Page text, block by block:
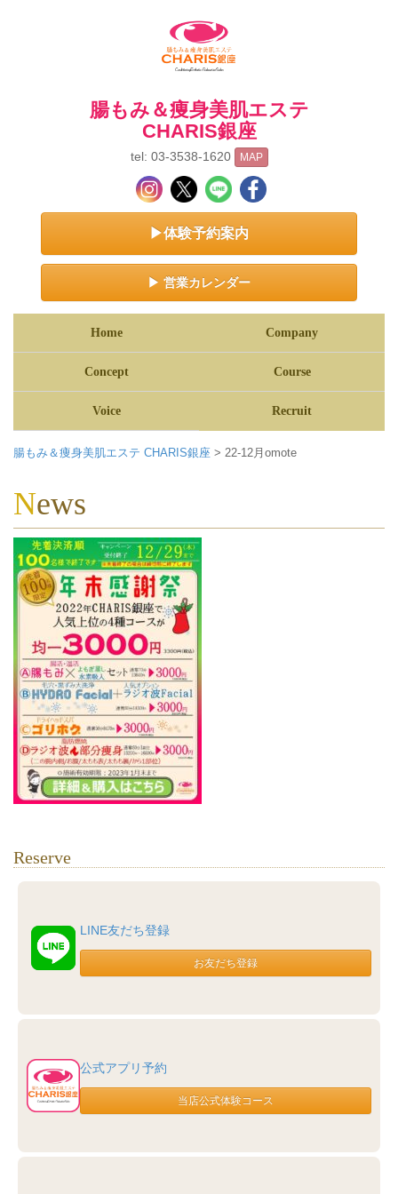
腸もみ＆痩身美肌エステ
CHARIS銀座
tel: 03-3538-1620 MAP
▶体験予約案内
▶ 営業カレンダー
Home Company
Concept Course
Voice Recruit
腸もみ＆痩身美肌エステ CHARIS銀座 > 22-12月omote
News
Reserve
LINE友だち登録
公式アプリ予約